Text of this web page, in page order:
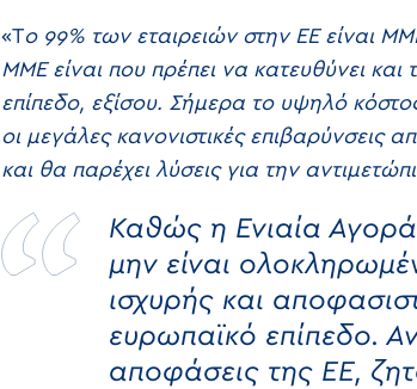
«Το 99% των εταιρειών στην ΕΕ είναι
ΜΜΕ είναι που πρέπει να κατευθύνει και
επίπεδο, εξίσου. Σήμερα το υψηλό
οι μεγάλες κανονιστικές
και θα παρέχει λύσεις για την
Καθώς η Ενιαία Αγορά
μην είναι
ισχυρής και
ευρωπαϊκό επίπεδο.
αποφάσεις της ΕΕ,